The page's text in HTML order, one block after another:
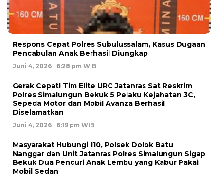
Respons Cepat Polres Subulussalam, Kasus Dugaan
Pencabulan Anak Berhasil Diungkap
Juni 4, 2026 | 6:28 pm WIB
Gerak Cepat! Tim Elite URC Jatanras Sat Reskrim
Polres Simalungun Bekuk 5 Pelaku Kejahatan 3C,
Sepeda Motor dan Mobil Avanza Berhasil
Diselamatkan
Juni 4, 2026 | 6:19 pm WIB
Masyarakat Hubungi 110, Polsek Dolok Batu
Nanggar dan Unit Jatanras Polres Simalungun Sigap
Bekuk Dua Pencuri Anak Lembu yang Kabur Pakai
Mobil Sedan